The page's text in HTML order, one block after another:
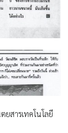
สารเทคโนโลยี